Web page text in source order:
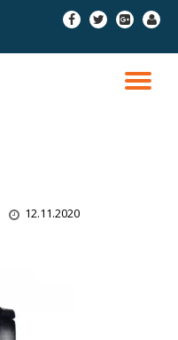
fa-
fa-
fa-
plus-
square
fa-
12.11.2020